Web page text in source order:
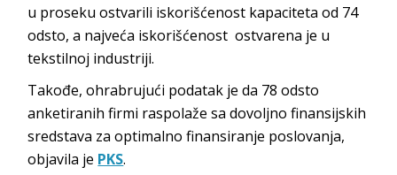
u proseku ostvarili iskorišćenost kapaciteta od 74
odsto, a najveća iskorišćenost ostvarena je u
tekstilnoj industriji.
Takođe, ohrabrujući podatak je da 78 odsto
anketiranih firmi raspolaže sa dovoljno finansijskih
sredstava za optimalno finansiranje poslovanja,
objavila je PKS.